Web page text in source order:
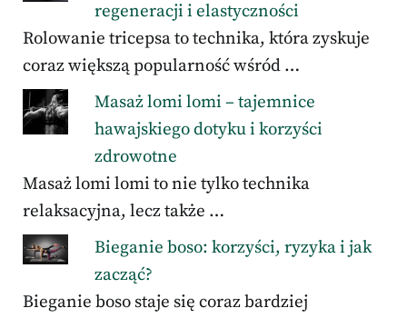
regeneracji i elastyczności
Rolowanie tricepsa to technika, która zyskuje
coraz większą popularność wśród …
Masaż lomi lomi – tajemnice
hawajskiego dotyku i korzyści
zdrowotne
Masaż lomi lomi to nie tylko technika
relaksacyjna, lecz także …
Bieganie boso: korzyści, ryzyka i jak
zacząć?
Bieganie boso staje się coraz bardziej